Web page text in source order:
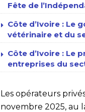
Fête de
Côte d’Ivoire : Le
vétérinaire et du
Côte d’Ivoire : Le
entreprises du
Les opérateurs
novembre 2025, au